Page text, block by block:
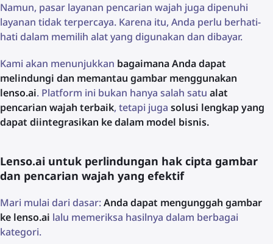
Namun, pasar layanan pencarian wajah juga dipenuhi
layanan tidak terpercaya. Karena itu, Anda perlu berhati-
hati dalam memilih alat yang digunakan dan dibayar.
Kami akan menunjukkan bagaimana Anda dapat
melindungi dan memantau gambar menggunakan
lenso.ai. Platform ini bukan hanya salah satu alat
pencarian wajah terbaik, tetapi juga solusi lengkap yang
dapat diintegrasikan ke dalam model bisnis.
Lenso.ai untuk perlindungan hak cipta gambar
dan pencarian wajah yang efektif
Mari mulai dari dasar:Anda dapat mengunggah gambar
ke lenso.ai lalu memeriksa hasilnya dalam berbagai
kategori.